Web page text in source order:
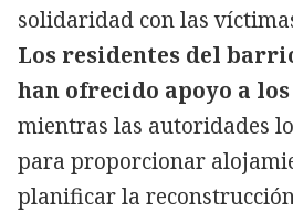
solidaridad con las
Los residentes del
han ofrecido apoyo a los
mientras las autoridades
para proporcionar
planificar la